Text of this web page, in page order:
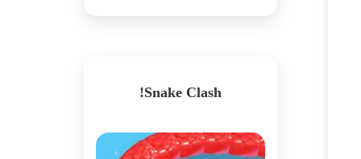
Snake Clash!